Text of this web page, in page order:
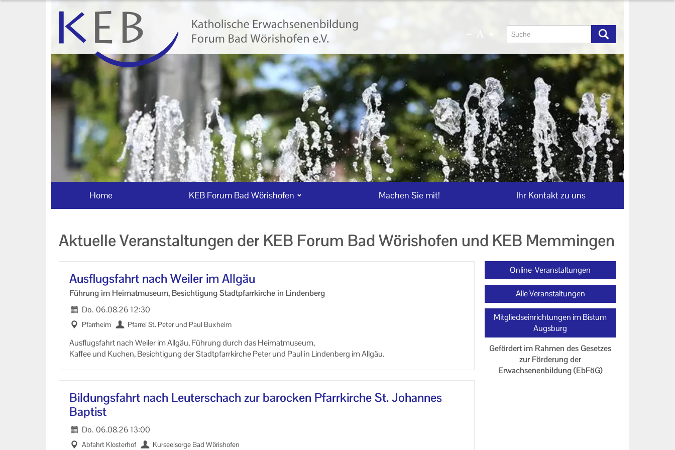
Home KEB Forum Bad Wörishofen Machen Sie mit! Ihr Kontakt zu uns
Aktuelle Veranstaltungen der KEB Forum Bad Wörishofen und KEB Memmingen
Aus­flugs­fahrt nach Wei­ler im All­gäu
Füh­rung im Hei­mat­mu­se­um, Be­sich­ti­gung Stadt­pfarr­kir­che in Lin­den­berg
Do. 06.08.26 12:30
Pfarr­heim Pfar­rei St. Peter und Paul Bux­heim
Aus­flugs­fahrt nach Wei­ler im All­gäu, Füh­rung durch das Hei­mat­mu­se­um,
Kaf­fee und Ku­chen, Be­sich­ti­gung der Stadt­pfarr­kir­che Peter und Paul in Lin­den­berg im All­gäu.
Bil­dungs­fahrt nach Leu­ter­schach zur ba­ro­cken Pfarr­kir­che St. Jo­han­nes
Bap­tist
Do. 06.08.26 13:00
Ab­fahrt Klos­ter­hof Kur­seel­sor­ge Bad Wö­ris­ho­fen
Online-Veranstaltungen
Alle Veranstaltungen
Mitgliedseinrichtungen im Bistum
Augsburg
Gefördert im Rahmen des Gesetzes
zur Förderung der
Erwachsenenbildung (EbFöG)
KEB Forum Bad Wörishofen
Machen Sie mit!
Ihr Kontakt zu uns